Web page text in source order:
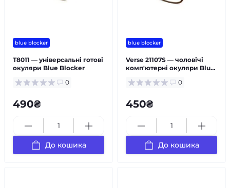
blue blocker
T8011 — універсальні готові
окуляри Blue Blocker
0
490₴
До кошика
blue blocker
Verse 21107S — чоловічі
комп'ютерні окуляри Blue
0
450₴
До кошика